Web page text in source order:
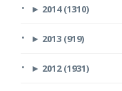
► 2014 (1310)
► 2013 (919)
► 2012 (1931)